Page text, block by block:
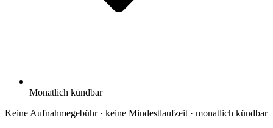
Monatlich kündbar
Keine Aufnahmegebühr · keine Mindestlaufzeit · monatlich kündbar